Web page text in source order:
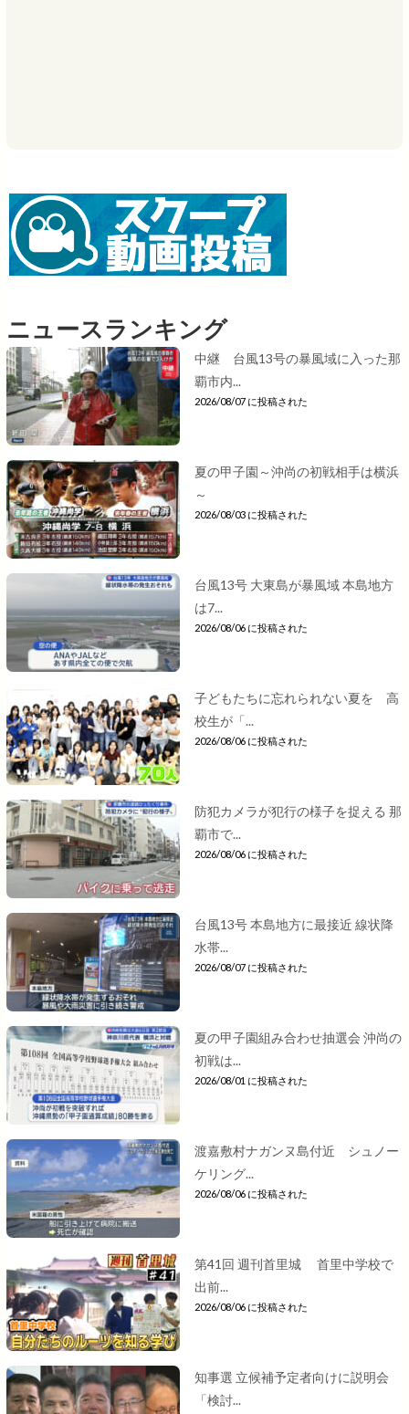
ニュースランキング
中継 台風13号の暴風域に入った那
覇市内...
2026/08/07 に投稿された
夏の甲子園～沖尚の初戦相手は横浜
～
2026/08/03 に投稿された
台風13号 大東島が暴風域 本島地方
は7...
2026/08/06 に投稿された
子どもたちに忘れられない夏を 高
校生が「...
2026/08/06 に投稿された
防犯カメラが犯行の様子を捉える 那
覇市で...
2026/08/06 に投稿された
台風13号 本島地方に最接近 線状降
水帯...
2026/08/07 に投稿された
夏の甲子園組み合わせ抽選会 沖尚の
初戦は...
2026/08/01 に投稿された
渡嘉敷村ナガンヌ島付近 シュノー
ケリング...
2026/08/06 に投稿された
第41回 週刊首里城 首里中学校で
出前...
2026/08/06 に投稿された
知事選 立候補予定者向けに説明会
「検討...